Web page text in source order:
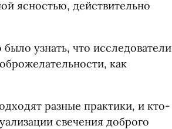
ясностью, действительно
узнать, что исследователи
как
разные практики, и кто-
свечения доброго